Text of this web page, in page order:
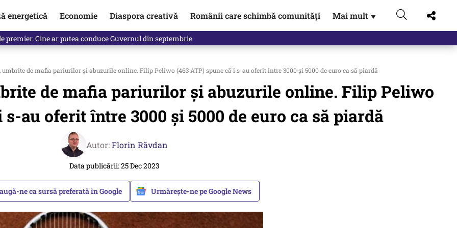
energetică Economie Diaspora creativă Românii care schimbă comunități Mai mult ▼
Ambasadoarea Ucrainei a fost convocată la Ministerul de Externe.…
de mafia pariurilor şi abuzurile online. Filip Peliwo (463 ATP) spune că i s-au oferit între 3000 şi 5000 de euro ca să piardă
de mafia pariurilor şi abuzurile online. Filip Peliwo
s-au oferit între 3000 şi 5000 de euro ca să piardă
Autor:Florin Răvdan
Data publicării: 25 Dec 2023
ne ca sursă preferată în Google Urmărește-ne pe Google News